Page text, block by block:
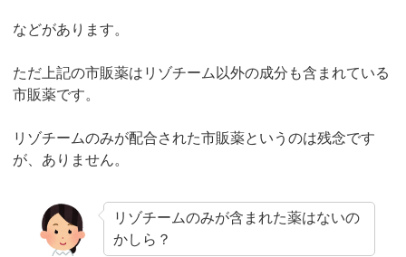
などがあります。
ただ上記の市販薬はリゾチーム以外の成分も含まれている
市販薬です。
リゾチームのみが配合された市販薬というのは残念です
が、ありません。
リゾチームのみが含まれた薬はないの
かしら？